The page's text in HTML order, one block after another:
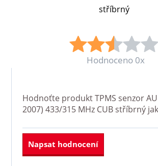
stříbrný
Hodnoceno 0x
Hodnoťte produktTPMS senzor
2007) 433/315 MHz CUB stříbrný
Napsat hodnocení